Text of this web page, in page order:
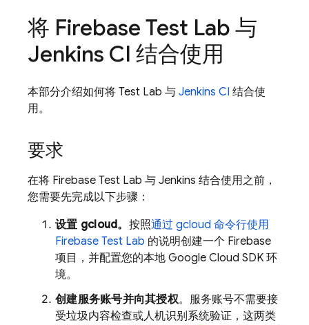
将 Firebase Test Lab 与
Jenkins CI 结合使用
本部分介绍如何将 Test Lab 与 Jenkins CI 结合使
用。
要求
在将 Firebase Test Lab 与 Jenkins 结合使用之前，
您需要先完成以下步骤：
设置 gcloud。 按照通过 gcloud 命令行使用
Firebase Test Lab 的说明创建一个 Firebase
项目，并配置您的本地 Google Cloud SDK 环
境。
创建服务账号并向其授权。服务账号不需要接
受垃圾内容检查或人机识别系统验证，这两类